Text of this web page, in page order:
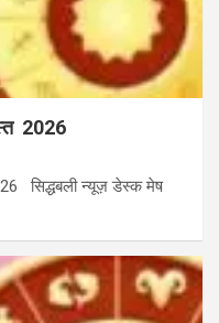
2026
सिद्धबली न्यूज़ डेस्क मेष